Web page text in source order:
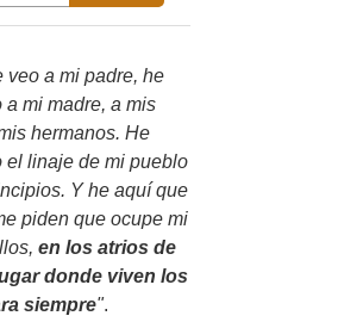
veo a mi padre, he
a mi madre, a mis
hermanos. He
el linaje de mi pueblo
Y he aquí que
piden que ocupe mi
en los atrios de
donde viven los
siempre".